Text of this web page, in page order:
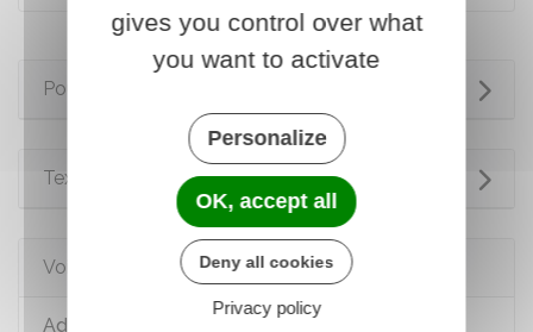
Pour en savoir plus
Textes de référence
Voir aussi
Adoption
gives you control over what
you want to activate
Personalize
OK, accept all
Deny all cookies
Privacy policy